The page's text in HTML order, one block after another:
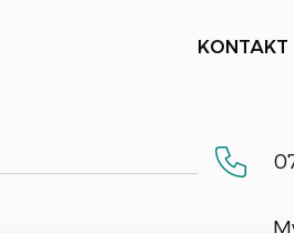
KONTAKT